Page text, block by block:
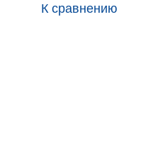
К сравнению